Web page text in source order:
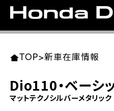
ラインアップ
TOP>新車在庫情報
Dio110・ベーシ
マットテクノシルバーメタリック
東北エリア 店舗
岩手県
関東エリア 店舗
東京都
中部エリア 店舗
愛知県
近畿エリア 店舗
大阪府
中国・四国エリア
岡山県
九州エリア 店舗
福岡県